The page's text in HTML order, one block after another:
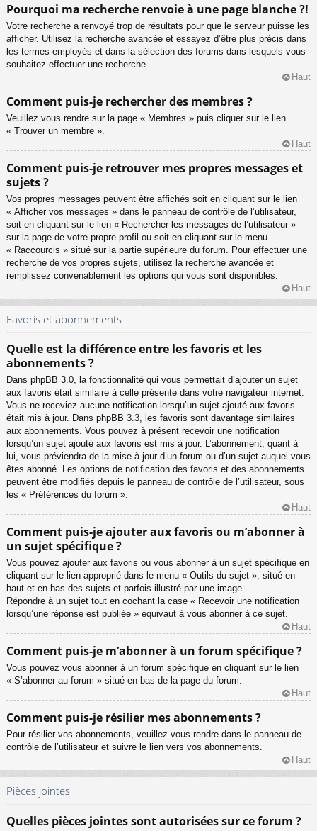
Pourquoi ma recherche renvoie à une page blanche ?!
Votre recherche a renvoyé trop de résultats pour que le serveur puisse les
afficher. Utilisez la recherche avancée et essayez d’être plus précis dans
les termes employés et dans la sélection des forums dans lesquels vous
souhaitez effectuer une recherche.
Haut
Comment puis-je rechercher des membres ?
Veuillez vous rendre sur la page « Membres » puis cliquer sur le lien
« Trouver un membre ».
Haut
Comment puis-je retrouver mes propres messages et
sujets ?
Vos propres messages peuvent être affichés soit en cliquant sur le lien
« Afficher vos messages » dans le panneau de contrôle de l’utilisateur,
soit en cliquant sur le lien « Rechercher les messages de l’utilisateur »
sur la page de votre propre profil ou soit en cliquant sur le menu
« Raccourcis » situé sur la partie supérieure du forum. Pour effectuer une
recherche de vos propres sujets, utilisez la recherche avancée et
remplissez convenablement les options qui vous sont disponibles.
Haut
Favoris et abonnements
Quelle est la différence entre les favoris et les
abonnements ?
Dans phpBB 3.0, la fonctionnalité qui vous permettait d’ajouter un sujet
aux favoris était similaire à celle présente dans votre navigateur internet.
Vous ne receviez aucune notification lorsqu’un sujet ajouté aux favoris
était mis à jour. Dans phpBB 3.3, les favoris sont davantage similaires
aux abonnements. Vous pouvez à présent recevoir une notification
lorsqu’un sujet ajouté aux favoris est mis à jour. L’abonnement, quant à
lui, vous préviendra de la mise à jour d’un forum ou d’un sujet auquel vous
êtes abonné. Les options de notification des favoris et des abonnements
peuvent être modifiés depuis le panneau de contrôle de l’utilisateur, sous
les « Préférences du forum ».
Haut
Comment puis-je ajouter aux favoris ou m’abonner à
un sujet spécifique ?
Vous pouvez ajouter aux favoris ou vous abonner à un sujet spécifique en
cliquant sur le lien approprié dans le menu « Outils du sujet », situé en
haut et en bas des sujets et parfois illustré par une image.
Répondre à un sujet tout en cochant la case « Recevoir une notification
lorsqu’une réponse est publiée » équivaut à vous abonner à ce sujet.
Haut
Comment puis-je m’abonner à un forum spécifique ?
Vous pouvez vous abonner à un forum spécifique en cliquant sur le lien
« S’abonner au forum » situé en bas de la page du forum.
Haut
Comment puis-je résilier mes abonnements ?
Pour résilier vos abonnements, veuillez vous rendre dans le panneau de
contrôle de l’utilisateur et suivre le lien vers vos abonnements.
Haut
Pièces jointes
Quelles pièces jointes sont autorisées sur ce forum ?